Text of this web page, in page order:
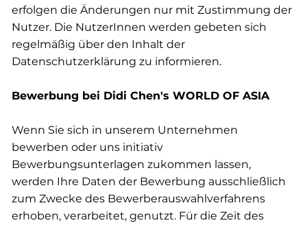
erfolgen die Änderungen nur mit Zustimmung der
Nutzer. Die NutzerInnen werden gebeten sich
regelmäßig über den Inhalt der
Datenschutzerklärung zu informieren.
Bewerbung bei Didi Chen's WORLD OF ASIA
Wenn Sie sich in unserem Unternehmen
bewerben oder uns initiativ
Bewerbungsunterlagen zukommen lassen,
werden Ihre Daten der Bewerbung ausschließlich
zum Zwecke des Bewerberauswahlverfahrens
erhoben, verarbeitet, genutzt. Für die Zeit des